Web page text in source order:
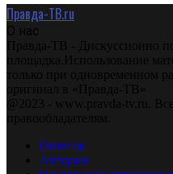
Правда-ТВ.ru
О нас
Правда-ТВ - Дискуссионно
площадка.Использование
только при одновременном
оригинал в «Правда-ТВ»
@2023 - www.pravda-tv.ru.
правообладателям.
Главная
Авторам